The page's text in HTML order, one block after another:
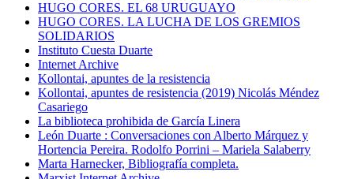
HUGO CORES. EL 68 URUGUAYO
HUGO CORES. LA LUCHA DE LOS GREMIOS
SOLIDARIOS
Instituto Cuesta Duarte
Internet Archive
Kollontai, apuntes de la resistencia
Kollontai, apuntes de resistencia (2019) Nicolás Méndez
Casariego
La biblioteca prohibida de García Linera
León Duarte : Conversaciones con Alberto Márquez y
Hortencia Pereira. Rodolfo Porrini – Mariela Salaberry
Marta Harnecker, Bibliografía completa.